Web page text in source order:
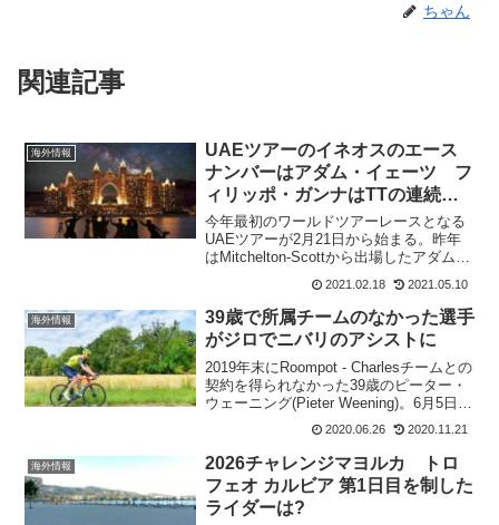
ちゃん
関連記事
海外情報
UAEツアーのイネオスのエース
ナンバーはアダム・イェーツ フ
ィリッポ・ガンナはTTの連続勝
利を狙う!
今年最初のワールドツアーレースとなる
UAEツアーが2月21日から始まる。昨年
はMitchelton-Scottから出場したアダム・
イェーツがジュベル・ハフィートの登り
で過去最速タイムを記録して総合優勝も
飾っている。この時には、タデイ・ポガ
チ...
2021.02.18 2021.05.10
海外情報
39歳で所属チームのなかった選手
がジロでニバリのアシストに
2019年末にRoompot - Charlesチームとの
契約を得られなかった39歳のピーター・
ウェーニング(Pieter Weening)。6月5日か
ら1年契約でTrek-Segafredoで走ることに
なった。そのピーター・ウェーニング
が...
2020.06.26 2020.11.21
海外情報
2026チャレンジマヨルカ トロ
フェオ カルビア 第1日目を制した
ライダーは?